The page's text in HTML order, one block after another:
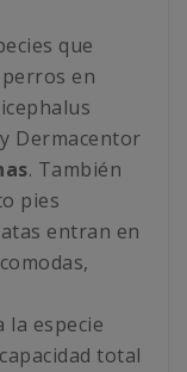
que
en
Dermacentor
. También
pies
entran en
la especie
total